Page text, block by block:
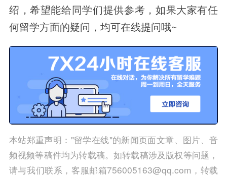
绍，希望能给同学们提供参考，如果大家有任
何留学方面的疑问，均可在线提问哦~
本站郑重声明："留学在线"的新闻页面文章、图片、音
频视频等稿件均为转载稿。如转载稿涉及版权等问题，
请与我们联系，客服邮箱756005163@qq.com，转载